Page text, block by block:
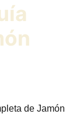
de Jamón